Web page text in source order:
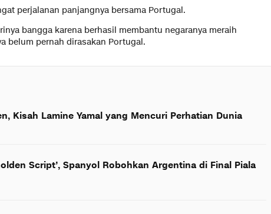
perjalanan panjangnya bersama Portugal.
bangga karena berhasil membantu negaranya meraih
belum pernah dirasakan Portugal.
Kisah Lamine Yamal yang Mencuri Perhatian Dunia
Script’, Spanyol Robohkan Argentina di Final Piala